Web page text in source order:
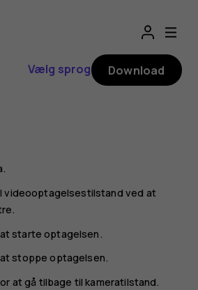
Vælg sprog Download
.
videooptagelsestilstand ved at
starte optagelsen.
stoppe optagelsen.
at gå tilbage til kameratilstand.